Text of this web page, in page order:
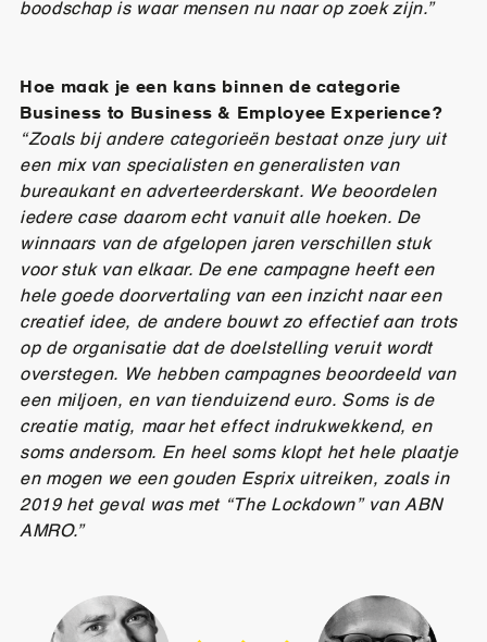
boodschap is waar mensen nu naar op zoek zijn.”
Hoe maak je een kans binnen de categorie
Business to Business & Employee Experience?
“Zoals bij andere categorieën bestaat onze jury uit
een mix van specialisten en generalisten van
bureaukant en adverteerderskant. We beoordelen
iedere case daarom echt vanuit alle hoeken. De
winnaars van de afgelopen jaren verschillen stuk
voor stuk van elkaar. De ene campagne heeft een
hele goede doorvertaling van een inzicht naar een
creatief idee, de andere bouwt zo effectief aan trots
op de organisatie dat de doelstelling veruit wordt
overstegen. We hebben campagnes beoordeeld van
een miljoen, en van tienduizend euro. Soms is de
creatie matig, maar het effect indrukwekkend, en
soms andersom. En heel soms klopt het hele plaatje
en mogen we een gouden Esprix uitreiken, zoals in
2019 het geval was met “The Lockdown” van ABN
AMRO.”